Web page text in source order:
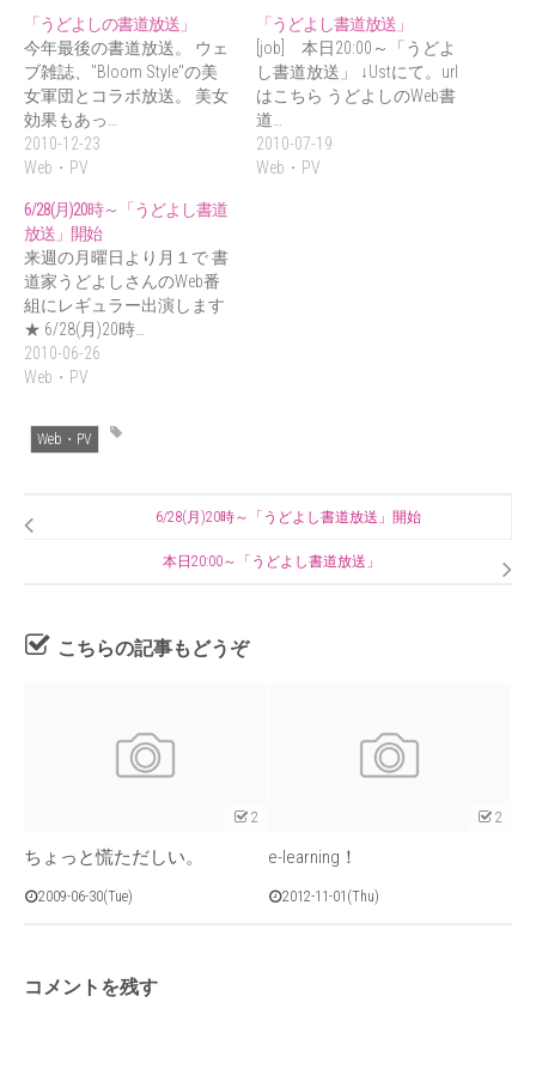
「うどよしの書道放送」
今年最後の書道放送。 ウェ
ブ雑誌、"Bloom Style"の美
女軍団とコラボ放送。 美女
効果もあっ…
2010-12-23
Web・PV
「うどよし書道放送」
[job] 本日20:00～「うどよ
し書道放送」 ↓Ustにて。url
はこちら うどよしのWeb書
道…
2010-07-19
Web・PV
6/28(月)20時～「うどよし書道
放送」開始
来週の月曜日より月１で 書
道家うどよしさんのWeb番
組にレギュラー出演します
★ 6/28(月)20時…
2010-06-26
Web・PV
Web・PV
6/28(月)20時～「うどよし書道放送」開始
本日20:00～「うどよし書道放送」
こちらの記事もどうぞ
2
ちょっと慌ただしい。
2009-06-30(Tue)
2
e-learning！
2012-11-01(Thu)
コメントを残す